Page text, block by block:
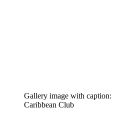
Gallery image with caption:
Caribbean Club